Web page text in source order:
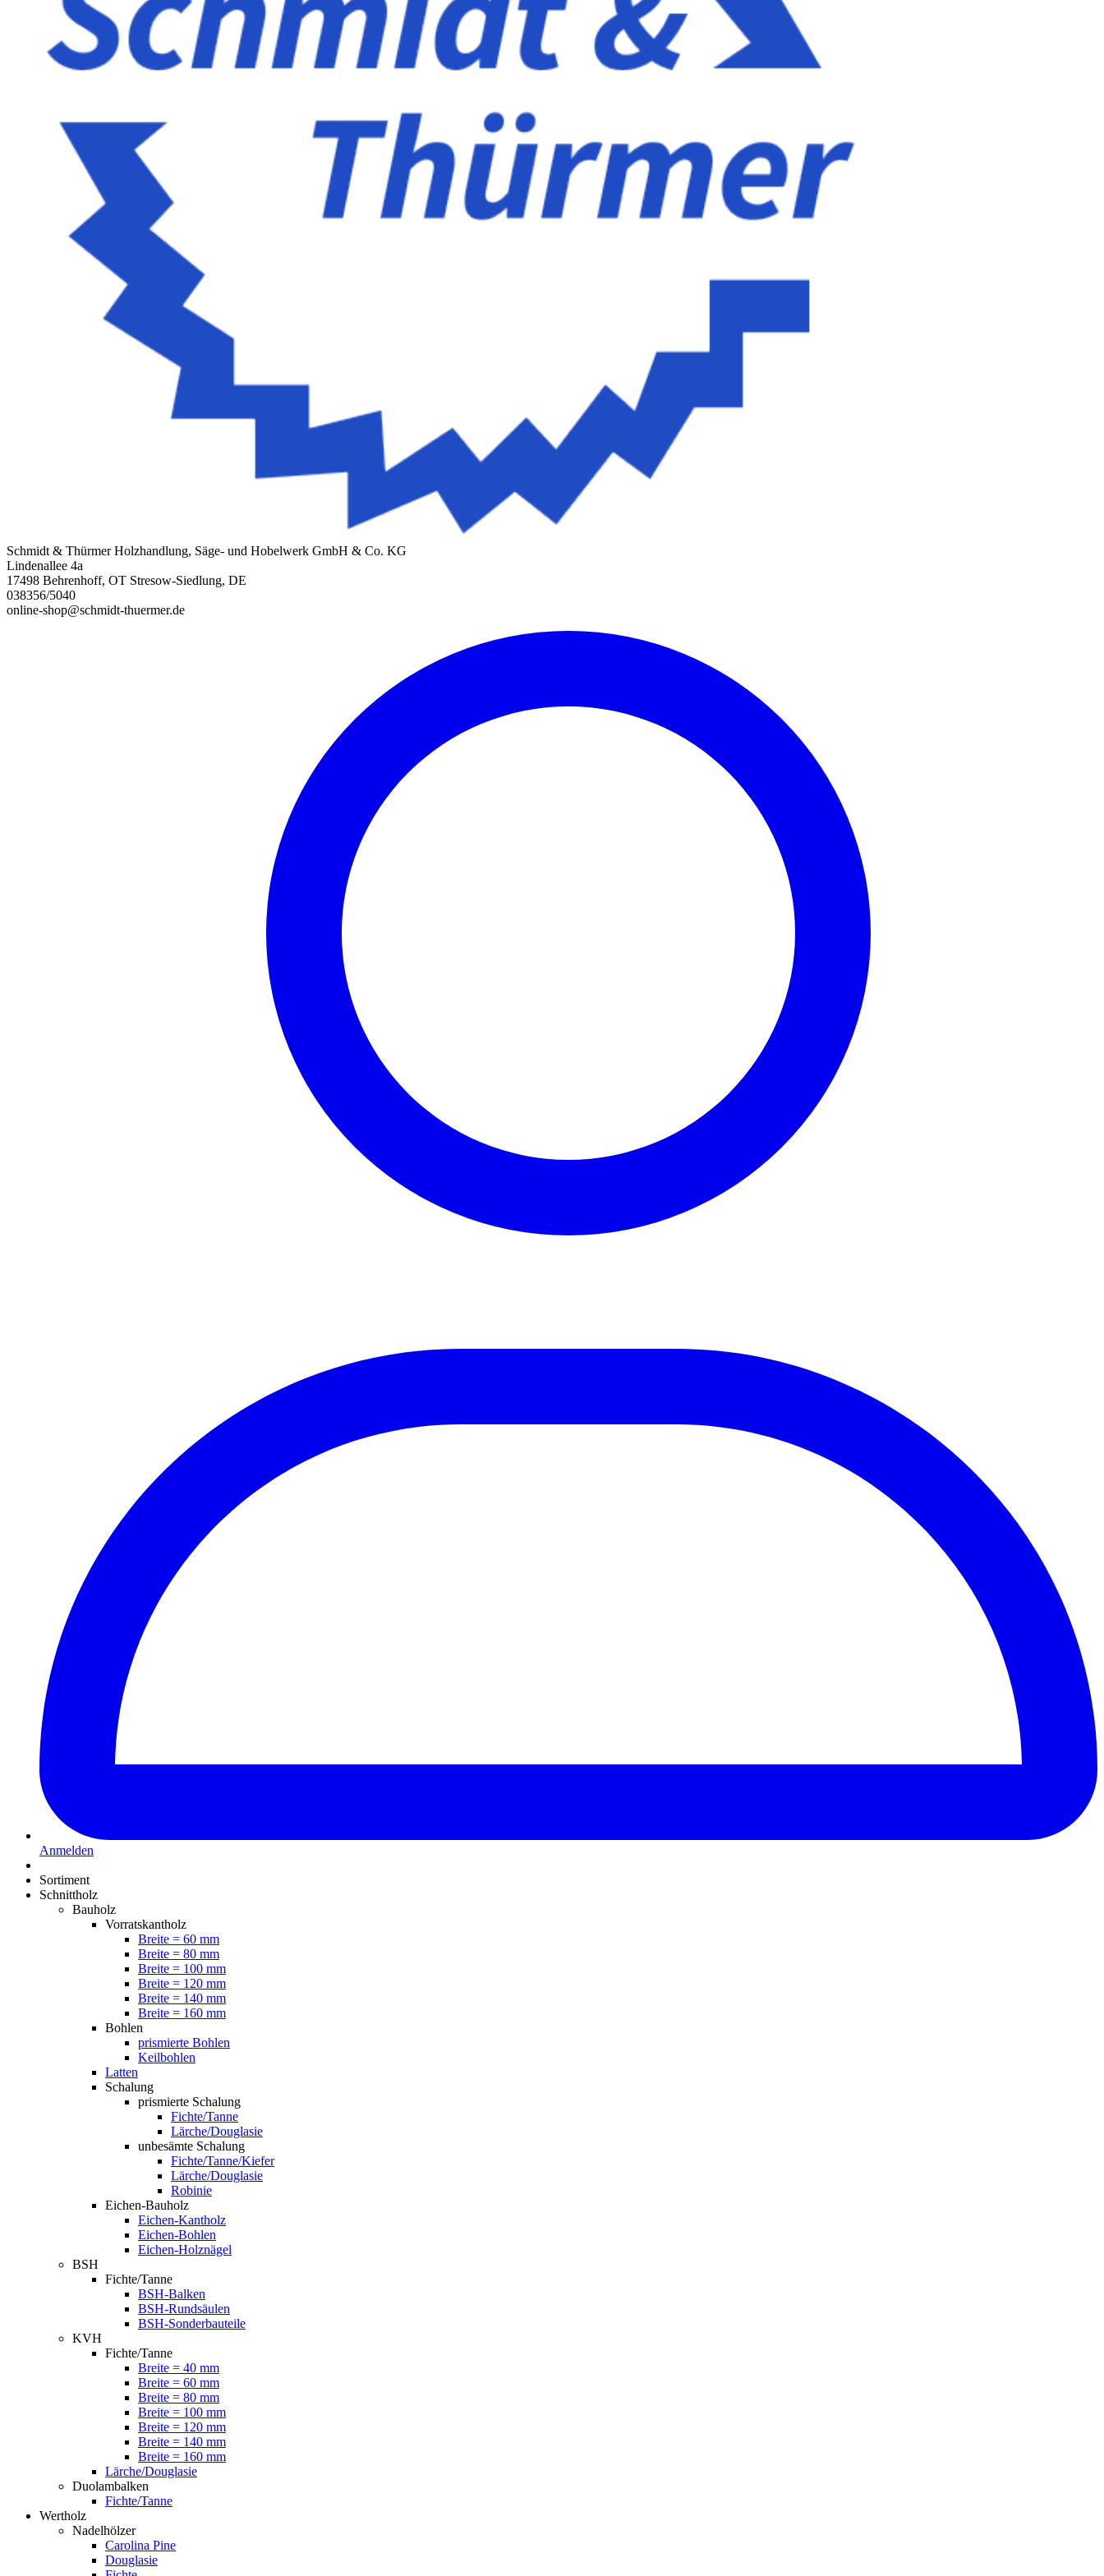
Schmidt & Thürmer Holzhandlung, Säge- und Hobelwerk GmbH & Co. KG
Lindenallee 4a
17498 Behrenhoff, OT Stresow-Siedlung, DE
038356/5040
online-shop@schmidt-thuermer.de
Anmelden
Sortiment
Schnittholz
Bauholz
Vorratskantholz
Breite = 60 mm
Breite = 80 mm
Breite = 100 mm
Breite = 120 mm
Breite = 140 mm
Breite = 160 mm
Bohlen
prismierte Bohlen
Keilbohlen
Latten
Schalung
prismierte Schalung
Fichte/Tanne
Lärche/Douglasie
unbesämte Schalung
Fichte/Tanne/Kiefer
Lärche/Douglasie
Robinie
Eichen-Bauholz
Eichen-Kantholz
Eichen-Bohlen
Eichen-Holznägel
BSH
Fichte/Tanne
BSH-Balken
BSH-Rundsäulen
BSH-Sonderbauteile
KVH
Fichte/Tanne
Breite = 40 mm
Breite = 60 mm
Breite = 80 mm
Breite = 100 mm
Breite = 120 mm
Breite = 140 mm
Breite = 160 mm
Lärche/Douglasie
Duolambalken
Fichte/Tanne
Wertholz
Nadelhölzer
Carolina Pine
Douglasie